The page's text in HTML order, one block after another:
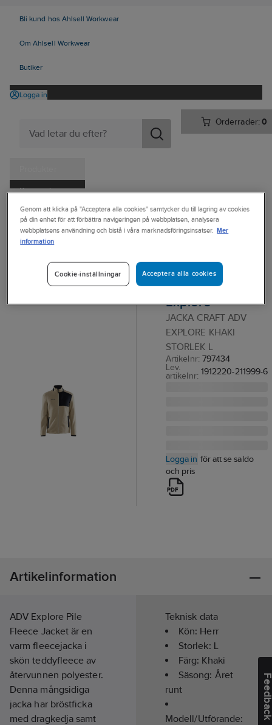
Bli kund hos Ahlsell Workwear
Om Ahlsell Workwear
Butiker
Logga in
Orderrader:0
Kampanjer
Tjänster
Kataloger
Ahlsell Produkter Personligt skydd Kläder
Jackor
Jackor Mellanlager
Jacka Craft
1912220 ADV
Explore
JACKA CRAFT ADV
EXPLORE KHAKI
STORLEK L
Artikelnr: 797434
Lev.
artikelnr: 1912220-211999-6
Logga in för att se saldo
och pris
Artikelinformation
ADV Explore Pile
Fleece Jacket är en
varm fleecejacka i
skön teddyfleece av
återvunnen polyester.
Denna mångsidiga
jacka har bröstficka
med dragkedja samt
Teknisk data
Kön: Herr
Storlek: L
Färg: Khaki
Säsong: Året
runt
Modell/Utförande:
Genom att klicka på "Acceptera alla cookies" samtycker du till lagring av cookies
på din enhet för att förbättra navigeringen på webbplatsen, analysera
webbplatsens användning och bistå i våra marknadsföringsinsatser. Mer
information
Acceptera alla cookies
Cookie-inställningar